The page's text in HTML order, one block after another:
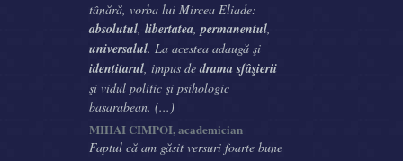
tânără, vorba lui Mircea Eliade:
absolutul, libertatea,permanentul,
universalul. La acestea adaugă şi
identitarul, impus dedrama sfâşierii
şi vidul politic şi psihologic
basarabean. (...)
MIHAI CIMPOI, academician
Faptul că am găsit versuri foarte bune